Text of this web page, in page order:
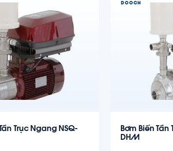
Trục Ngang NSQ-
DOOCH
Bơm Biến Tần
DHM